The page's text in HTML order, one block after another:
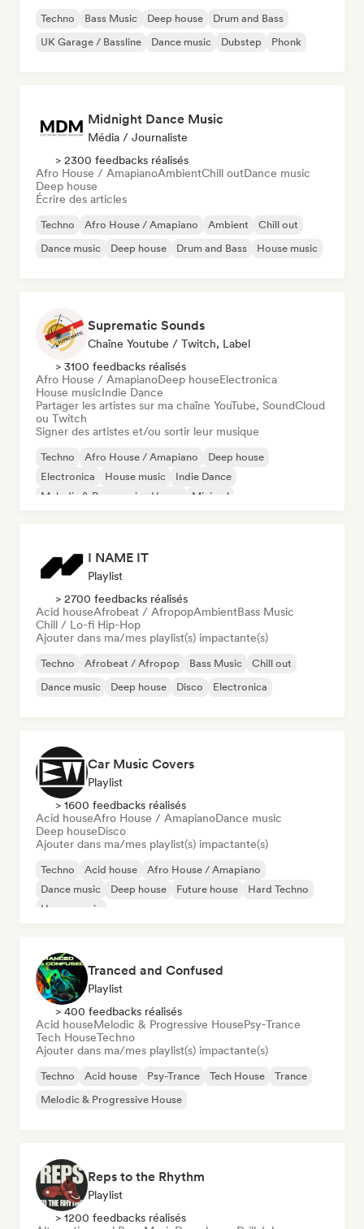
Techno Bass Music Deep house
Drum and Bass
UK Garage / Bassline
Dance music Dubstep Phonk
Midnight Dance Music
Média / Journaliste
> 2300 feedbacks réalisés
Afro House / AmapianoAmbientChill outDance music
Deep house
Écrire des articles
Techno Afro House / Amapiano Ambient
Chill out
Dance music
Deep house Drum and Bass House music
Suprematic Sounds
Chaîne Youtube / Twitch, Label
> 3100 feedbacks réalisés
Afro House / AmapianoDeep houseElectronica
House musicIndie Dance
Partager les artistes sur ma chaîne YouTube, SoundCloud
ou Twitch
Signer des artistes et/ou sortir leur musique
Techno Afro House / Amapiano
Deep house
Electronica
House music
Indie Dance
Melodic & Progressive House
Minimal
I NAME IT
Playlist
> 2700 feedbacks réalisés
Acid houseAfrobeat / AfropopAmbientBass Music
Chill / Lo-fi Hip-Hop
Ajouter dans ma/mes playlist(s) impactante(s)
Techno Afrobeat / Afropop Bass Music
Chill out
Dance music
Deep house Disco Electronica
Car Music Covers
Playlist
> 1600 feedbacks réalisés
Acid houseAfro House / AmapianoDance music
Deep houseDisco
Ajouter dans ma/mes playlist(s) impactante(s)
Techno Acid house
Afro House / Amapiano
Dance music
Deep house Future house
Hard Techno
House music
Tranced and Confused
Playlist
> 400 feedbacks réalisés
Acid houseMelodic & Progressive HousePsy-Trance
Tech HouseTechno
Ajouter dans ma/mes playlist(s) impactante(s)
Techno Acid house Psy-Trance Tech House
Trance
Melodic & Progressive House
Reps to the Rhythm
Playlist
> 1200 feedbacks réalisés